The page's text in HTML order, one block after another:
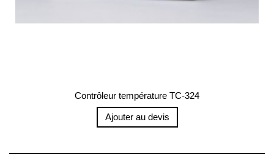
Contrôleur température TC-324
Ajouter au devis